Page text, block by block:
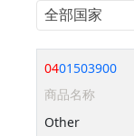
全部国家
0401503900
商品名称
Other